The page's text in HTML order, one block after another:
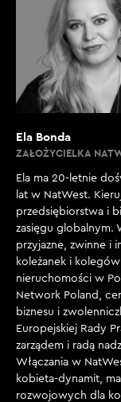
Ela Bonda
ZAŁOŻYCIELKA
Ela ma 20-letnie
lat w NatWest.
przedsiębiorstwa i
zasięgu globalnym.
przyjazne, zwinne i
koleżanek i
nieruchomości w
Network Poland,
biznesu i
Europejskiej Rady
zarządem i radą
Włączania w
kobieta-dynamit,
rozwojowych dla